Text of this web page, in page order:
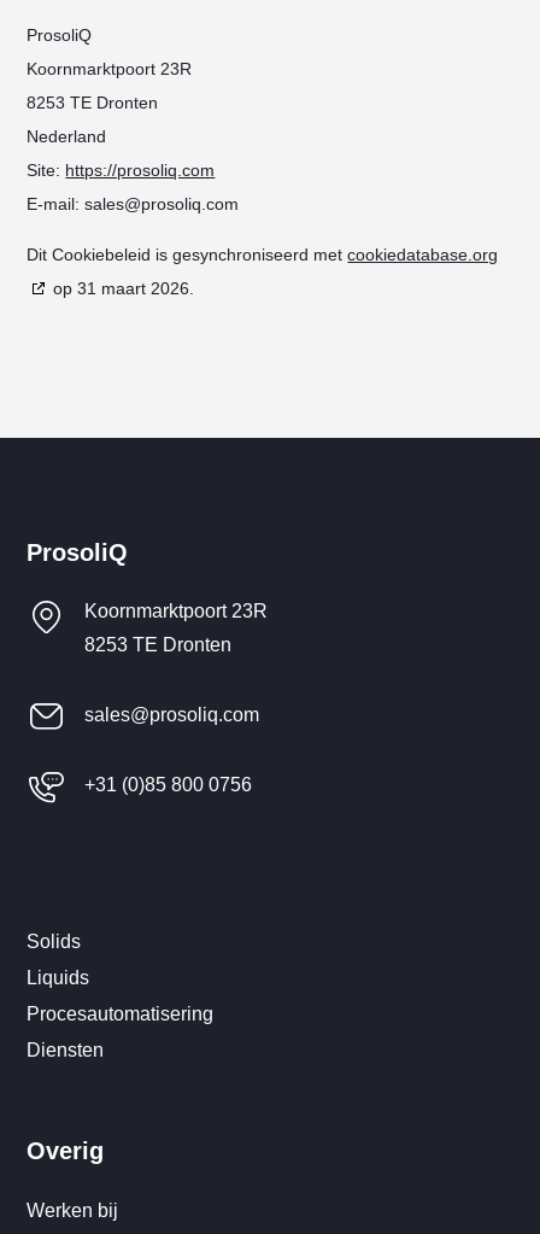
ProsoliQ
Koornmarktpoort 23R
8253 TE Dronten
Nederland
Site: https://prosoliq.com
E-mail:sales@prosoliq.com
Dit Cookiebeleid is gesynchroniseerd metcookiedatabase.org
op 31 maart 2026.
ProsoliQ
Koornmarktpoort 23R
8253 TE Dronten
sales@prosoliq.com
+31 (0)85 800 0756
Solids
Liquids
Procesautomatisering
Diensten
Overig
Werken bij